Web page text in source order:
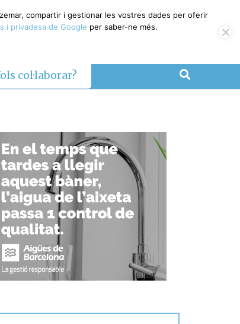
col·laborar?
compartir i gestionar les vostres dades per oferir
privadesa de Googleper saber-ne més.